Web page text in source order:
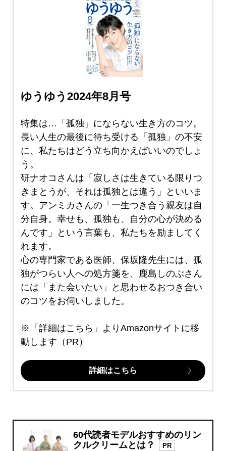
ゆうゆう2024年8月号
特集は…「孤独」にならない生き方のコツ。
長い人生の最後に待ち受ける「孤独」の不安
に、私たちはどう立ち向かえばいいのでしょ
う。
研ナオコさんは「寂しさは生きている限りつ
きまとうが、それは孤独とは違う」といいま
す。アンミカさんの「一生つき合う親友は自
分自身。幸せも、孤独も、自分の心が決める
んです」という言葉も、私たちを励ましてく
れます。
心の専門家である医師、保坂隆先生には、孤
独がつらい人への処方箋を、鹿島しのぶさん
には「また会いたい」と思わせるおつき合い
のコツをお伺いしました。
※「詳細はこちら」よりAmazonサイトに移
動します（PR）
詳細はこちら
60代読者モデルおすすめのリン
クルクリームとは？
PR